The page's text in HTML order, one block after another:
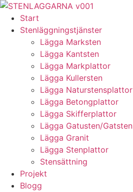
Skip
content
Start
Stenläggningstjänster
Lägga Marksten
Lägga Kantsten
Lägga Markplattor
Lägga Kullersten
Lägga Naturstensplattor
Lägga Betongplattor
Lägga Skifferplattor
Lägga Gatusten/Gatsten
Lägga Granit
Lägga Stenplattor
Stensättning
Projekt
Blogg